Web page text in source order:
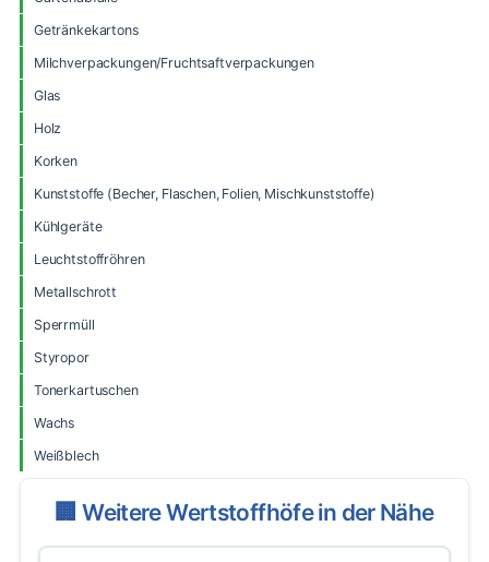
Getränkekartons
Milchverpackungen/Fruchtsaftverpackungen
Glas
Holz
Korken
Kunststoffe (Becher, Flaschen, Folien, Mischkunststoffe)
Kühlgeräte
Leuchtstoffröhren
Metallschrott
Sperrmüll
Styropor
Tonerkartuschen
Wachs
Weißblech
🏢 Weitere Wertstoffhöfe in der Nähe